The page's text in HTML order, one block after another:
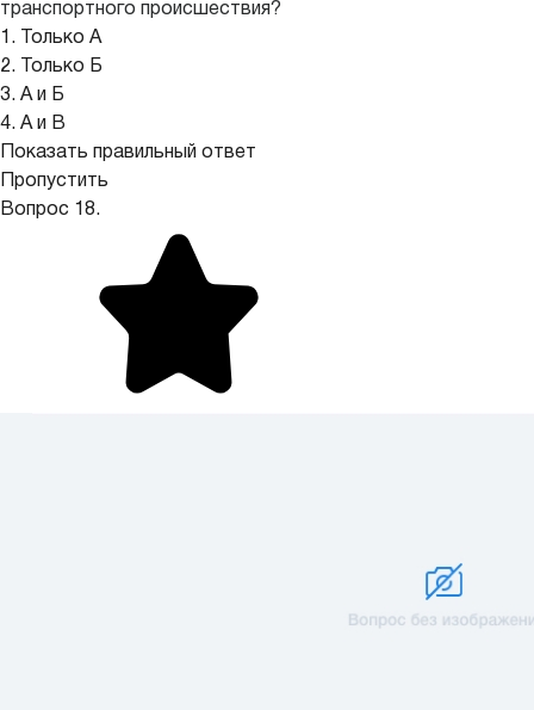
транспортного происшествия?
1. Только А
2. Только Б
3. А и Б
4. А и В
Показать правильный ответ
Пропустить
Вопрос 18.